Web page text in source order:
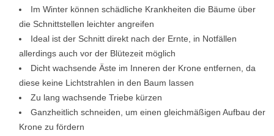
Im Winter können schädliche Krankheiten die Bäume über
die Schnittstellen leichter angreifen
Ideal ist der Schnitt direkt nach der Ernte, in Notfällen
allerdings auch vor der Blütezeit möglich
Dicht wachsende Äste im Inneren der Krone entfernen, da
diese keine Lichtstrahlen in den Baum lassen
Zu lang wachsende Triebe kürzen
Ganzheitlich schneiden, um einen gleichmäßigen Aufbau der
Krone zu fördern